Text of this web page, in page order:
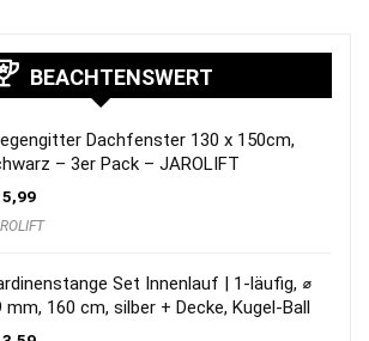
BEACHTENSWERT
Dachfenster 130 x 150cm,
– 3er Pack – JAROLIFT
Set Innenlauf | 1-läufig, ⌀
mm, 160 cm, silber + Decke, Kugel-Ball